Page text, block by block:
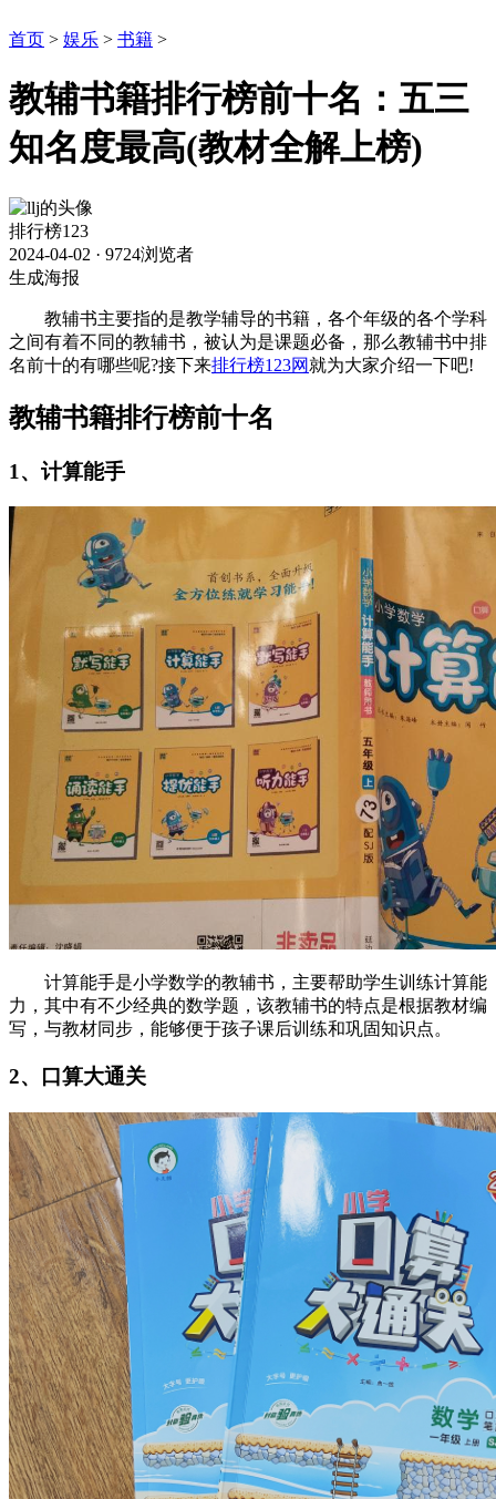
首页 > 娱乐 > 书籍 >
教辅书籍排行榜前十名：五三
知名度最高(教材全解上榜)
排行榜123
2024-04-02 · 9724浏览者
生成海报
教辅书主要指的是教学辅导的书籍，各个年级的各个学科
之间有着不同的教辅书，被认为是课题必备，那么教辅书中排
名前十的有哪些呢?接下来排行榜123网 就为大家介绍一下吧!
教辅书籍排行榜前十名
1、计算能手
计算能手是小学数学的教辅书，主要帮助学生训练计算能
力，其中有不少经典的数学题，该教辅书的特点是根据教材编
写，与教材同步，能够便于孩子课后训练和巩固知识点。
2、口算大通关